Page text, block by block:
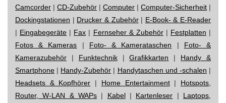
Camcorder | CD-Zubehör | Computer | Computer-Sicherheit |
Dockingstationen | Drucker & Zubehör| E-Book- & E-Reader
| Eingabegeräte | Fax | Fernseher & Zubehör| Festplatten |
Fotos & Kameras | Foto- & Kamerataschen | Foto- &
Kamerazubehör | Funktechnik|Grafikkarten | Handy &
Smartphone | Handy-Zubehör | Handytaschen und -schalen |
Headsets & Kopfhörer | Home Entertainment| Hotspots,
Router, W-LAN & WAPs | Kabel| Kartenleser | Laptops,